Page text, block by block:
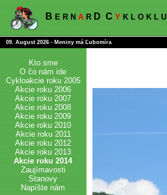
B E R N A R D C Y K L O K L U
09. August 2026 - Meniny má Ľubomíra
Kto sme
O čo nám ide
Cykloakcie roku 2005
Akcie roku 2006
Akcie roku 2007
Akcie roku 2008
Akcie roku 2009
Akcie roku 2010
Akcie roku 2011
Akcie roku 2012
Akcie roku 2013
Akcie roku 2014
Zaujímavosti
Stanovy
Napíšte nám